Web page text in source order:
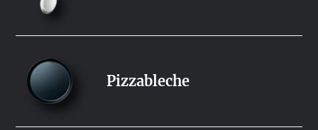
Pizzableche